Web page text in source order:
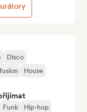
Disco
House
Funk
Hip-hop